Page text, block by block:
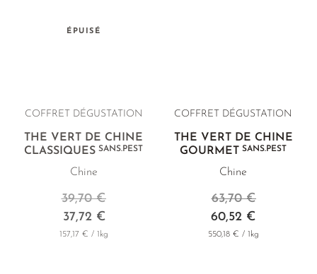
ÉPUISÉ
COFFRET DÉGUSTATION
THÉ VERT DE CHINE
CLASSIQUESSANS.PEST
Chine
37,72 €
39,70 €
157,17 € / 1kg
COFFRET DÉGUSTATION
THÉ VERT DE CHINE
GOURMETSANS.PEST
Chine
60,52 €
63,70 €
550,18 € / 1kg